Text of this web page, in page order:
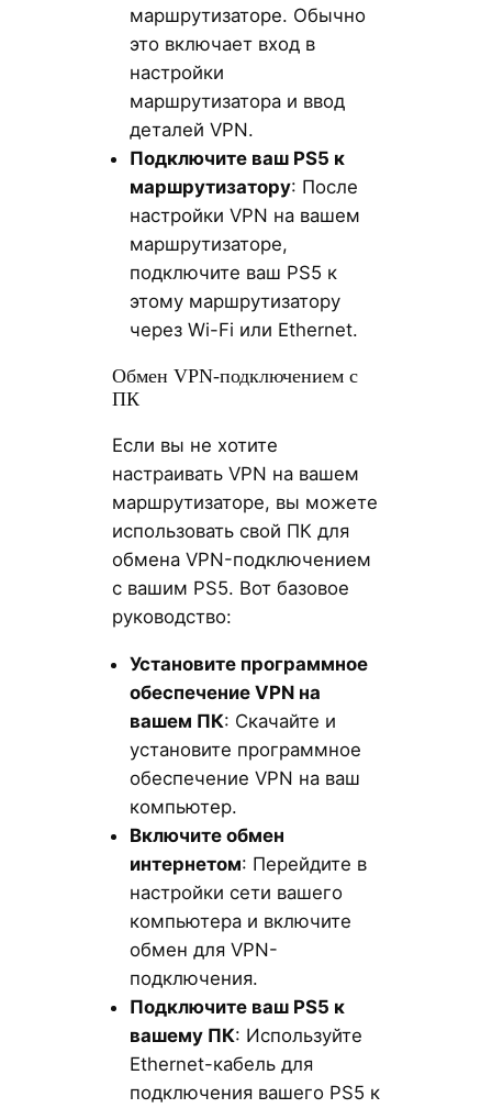
маршрутизаторе. Обычно
это включает вход в
настройки
маршрутизатора и ввод
деталей VPN.
Подключите ваш PS5 к
маршрутизатору: После
настройки VPN на вашем
маршрутизаторе,
подключите ваш PS5 к
этому маршрутизатору
через Wi-Fi или Ethernet.
Обмен VPN-подключением с
ПК
Если вы не хотите
настраивать VPN на вашем
маршрутизаторе, вы можете
использовать свой ПК для
обмена VPN-подключением
с вашим PS5. Вот базовое
руководство:
Установите программное
обеспечение VPN на
вашем ПК: Скачайте и
установите программное
обеспечение VPN на ваш
компьютер.
Включите обмен
интернетом: Перейдите в
настройки сети вашего
компьютера и включите
обмен для VPN-
подключения.
Подключите ваш PS5 к
вашему ПК: Используйте
Ethernet-кабель для
подключения вашего PS5 к